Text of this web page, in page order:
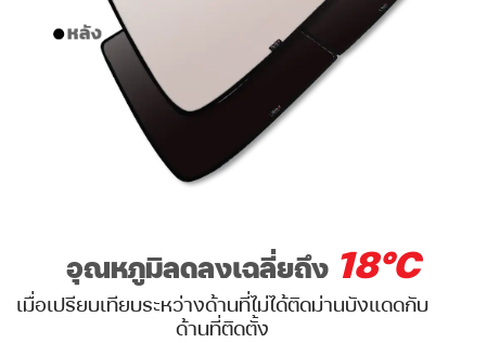
อุณหภูมิลดลงเฉลี่ยถึง 18°C
เมื่อเปรียบเทียบระหว่างด้านที่ไม่ได้ติดม่านบังแดดกับ
ด้านที่ติดตั้ง